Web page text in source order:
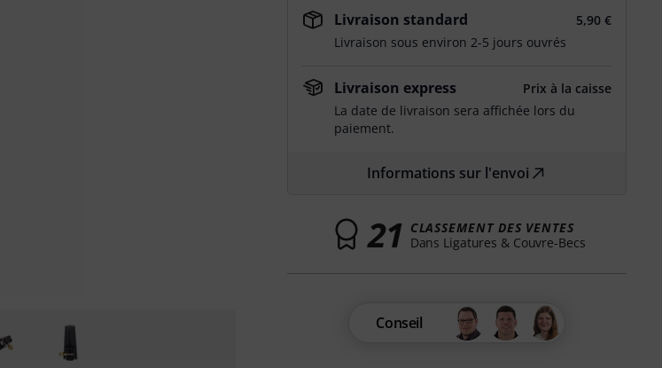
Livraison standard
5,90 €
Livraison sous environ 2-5 jours ouvrés
Livraison express
Prix à la caisse
La date de livraison sera affichée lors du
paiement.
Informations sur l'envoi
21 CLASSEMENT DES VENTES
Dans Ligatures & Couvre-Becs
Conseil